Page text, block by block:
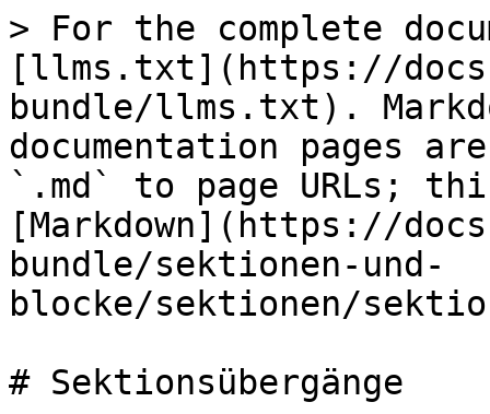
> For the complete
[llms.txt](https://
bundle/llms.txt).
documentation pages
`.md` to page URLs;
[Markdown](https://
bundle/sektionen-und-
blocke/sektionen/
# Sektionsübergänge